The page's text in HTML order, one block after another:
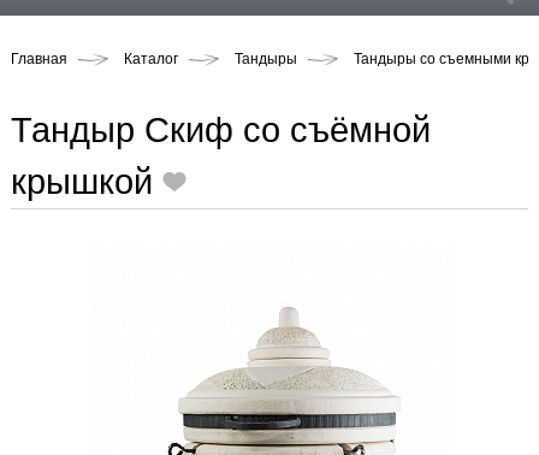
Главная Каталог Тандыры Тандыры со съемными
Тандыр Скиф со съёмной
крышкой